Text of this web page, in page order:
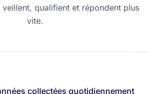
qualifient et répondent plus
vite.
collectées quotidiennement